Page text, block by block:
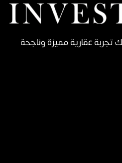
تجربة عقارية مميزة وناجحة